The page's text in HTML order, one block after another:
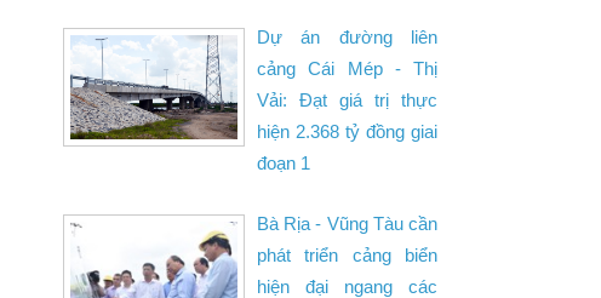
Dự án đường liên
cảng Cái Mép - Thị
Vải: Đạt giá trị thực
hiện 2.368 tỷ đồng giai
đoạn 1
Bà Rịa - Vũng Tàu cần
phát triển cảng biển
hiện đại ngang các